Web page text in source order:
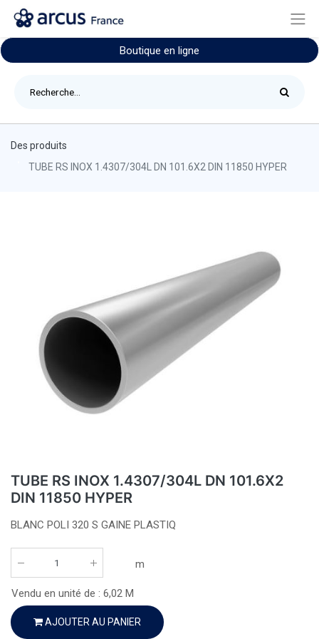
Boutique en ligne
Des produits
TUBE RS INOX 1.4307/304L DN 101.6X2 DIN 11850 HYPER
TUBE RS INOX 1.4307/304L DN 101.6X2
DIN 11850 HYPER
BLANC POLI 320 S GAINE PLASTIQ
m
Vendu en unité de : 6,02 M
AJOUTER AU PANIER